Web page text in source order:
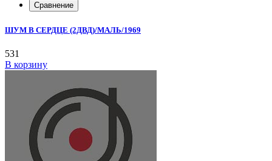
Сравнение
ШУМ В СЕРДЦЕ (2ДВД)/МАЛЬ/1969
531
В корзину